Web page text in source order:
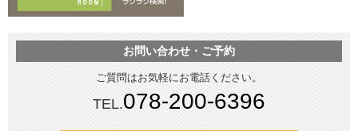
お問い合わせ・ご予約
ご質問はお気軽にお電話ください。
TEL.078-200-6396